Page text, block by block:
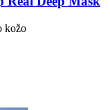
kožo